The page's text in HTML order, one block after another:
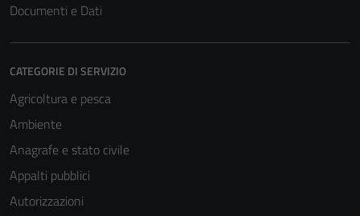
Documenti e Dati
CATEGORIE DI SERVIZIO
Agricoltura e pesca
Ambiente
Anagrafe e stato civile
Appalti pubblici
Autorizzazioni